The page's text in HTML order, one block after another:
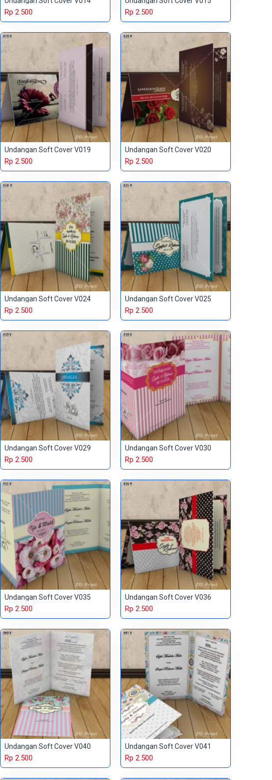
Rp 2.500 Rp 2.500
Undangan Soft Cover V019
Rp 2.500
Undangan Soft Cover V020
Rp 2.500
Undangan Soft Cover V024
Rp 2.500
Undangan Soft Cover V025
Rp 2.500
Undangan Soft Cover V029
Rp 2.500
Undangan Soft Cover V030
Rp 2.500
Undangan Soft Cover V035
Rp 2.500
Undangan Soft Cover V036
Rp 2.500
Undangan Soft Cover V040
Rp 2.500
Undangan Soft Cover V041
Rp 2.500